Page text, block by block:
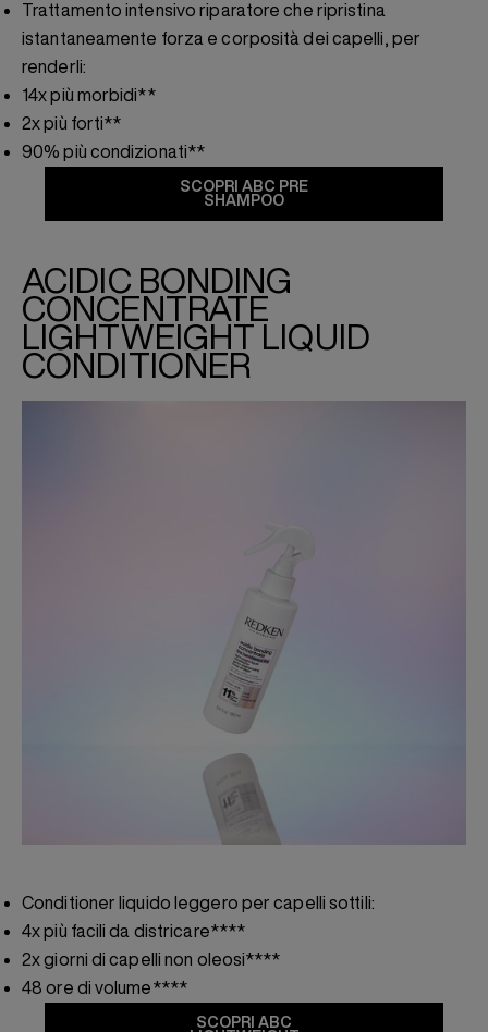
Trattamento intensivo riparatore che ripristina
istantaneamente forza e corposità dei capelli, per
renderli:
14x più morbidi**
2x più forti**
90% più condizionati**
SCOPRI ABC PRE
SHAMPOO
ACIDIC BONDING
CONCENTRATE
LIGHTWEIGHT LIQUID
CONDITIONER
Conditioner liquido leggero per capelli sottili:
4x più facili da districare****
2x giorni di capelli non oleosi****
48 ore di volume****
SCOPRI ABC